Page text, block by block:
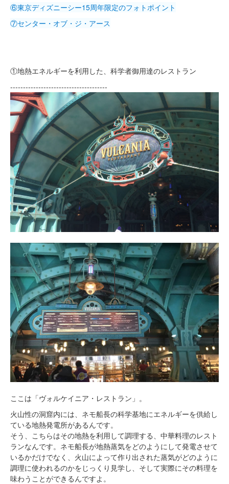
⑥東京ディズニーシー15周年限定のフォトポイント
⑦センター・オブ・ジ・アース
①地熱エネルギーを利用した、科学者御用達のレストラン
--------------------------------------
ここは「ヴォルケイニア・レストラン」。
火山性の洞窟内には、ネモ船長の科学基地にエネルギーを供給し
ている地熱発電所があるんです。
そう、こちらはその地熱を利用して調理する、中華料理のレスト
ランなんです。ネモ船長が地熱蒸気をどのようにして発電させて
いるかだけでなく、火山によって作り出された蒸気がどのように
調理に使われるのかをじっくり見学し、そして実際にその料理を
味わうことができるんですよ。